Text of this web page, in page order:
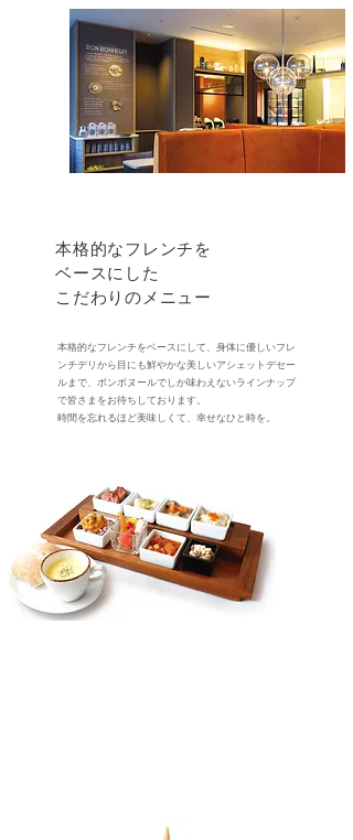
本格的なフレンチを
ベースにした
こだわりのメニュー
本格的なフレンチをベースにして、身体に優しいフレ
ンチデリから目にも鮮やかな美しいアシェットデセー
ルまで、ボンボヌールでしか味わえないラインナップ
で皆さまをお待ちしております。
時間を忘れるほど美味しくて、幸せなひと時を。